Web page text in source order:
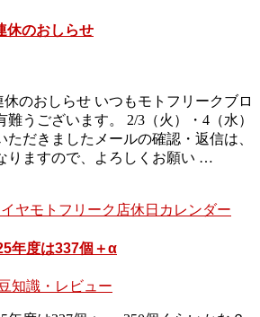
休のおしらせ
休のおしらせ いつもモトフリークブロ
うございます。 2/3（火）・4（水）
ただきましたメールの確認・返信は、
りますので、よろしくお願い …
年度は337個＋α
知識・レビュー